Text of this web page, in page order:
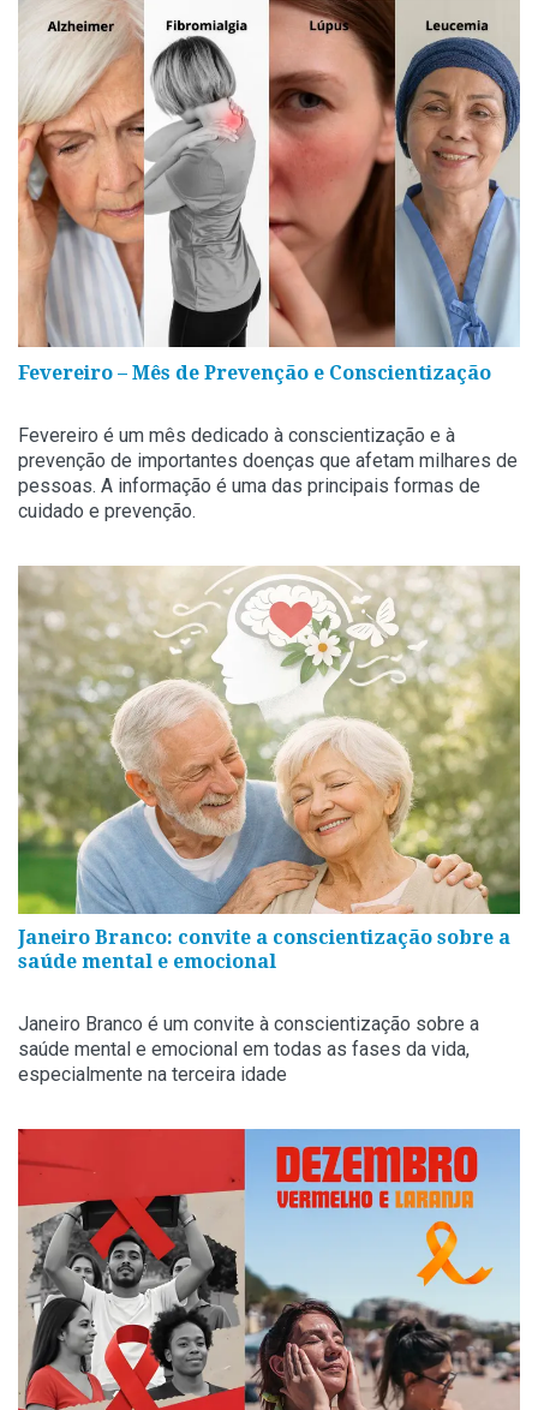
Fevereiro – Mês de Prevenção e Conscientização
Fevereiro é um mês dedicado à conscientização e à
prevenção de importantes doenças que afetam milhares de
pessoas. A informação é uma das principais formas de
cuidado e prevenção.
Janeiro Branco: convite a conscientização sobre a
saúde mental e emocional
Janeiro Branco é um convite à conscientização sobre a
saúde mental e emocional em todas as fases da vida,
especialmente na terceira idade